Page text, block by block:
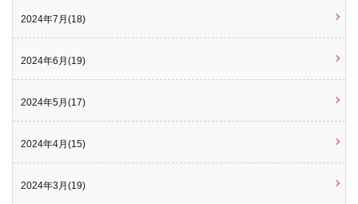
2024年7月(18)
2024年6月(19)
2024年5月(17)
2024年4月(15)
2024年3月(19)